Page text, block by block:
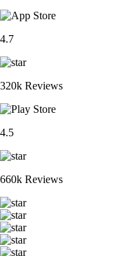
4.7
320k Reviews
4.5
660k Reviews